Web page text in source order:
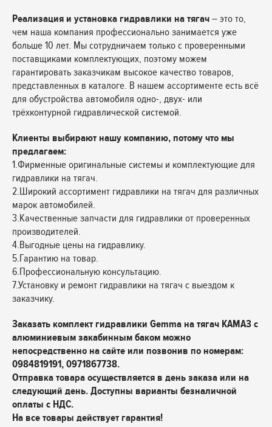
Реализация и установка гидравлики на тягач – это то,
чем наша компания профессионально занимается уже
больше 10 лет. Мы сотрудничаем только с проверенными
поставщиками комплектующих, поэтому можем
гарантировать заказчикам высокое качество товаров,
представленных в каталоге. В нашем ассортименте есть всё
для обустройства автомобиля одно-, двух- или
трёхконтурной гидравлической системой.
Клиенты выбирают нашу компанию, потому что мы
предлагаем:
1.Фирменные оригинальные системы и комплектующие для
гидравлики на тягач.
2.Широкий ассортимент гидравлики на тягач для различных
марок автомобилей.
3.Качественные запчасти для гидравлики от проверенных
производителей.
4.Выгодные цены на гидравлику.
5.Гарантию на товар.
6.Профессиональную консультацию.
7.Установку и ремонт гидравлики на тягач с выездом к
заказчику.
Заказать комплект гидравлики Gemma на тягач КАМАЗ с
алюминиевым закабинным баком можно
непосредственно на сайте или позвонив по номерам:
0984819191, 0971867738.
Отправка товара осуществляется в день заказа или на
следующий день. Доступны варианты безналичной
оплаты с НДС.
На все товары действует гарантия!